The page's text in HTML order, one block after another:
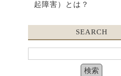
起障害）とは？
SEARCH